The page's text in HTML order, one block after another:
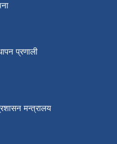
प्रणाली
मन्त्रालय